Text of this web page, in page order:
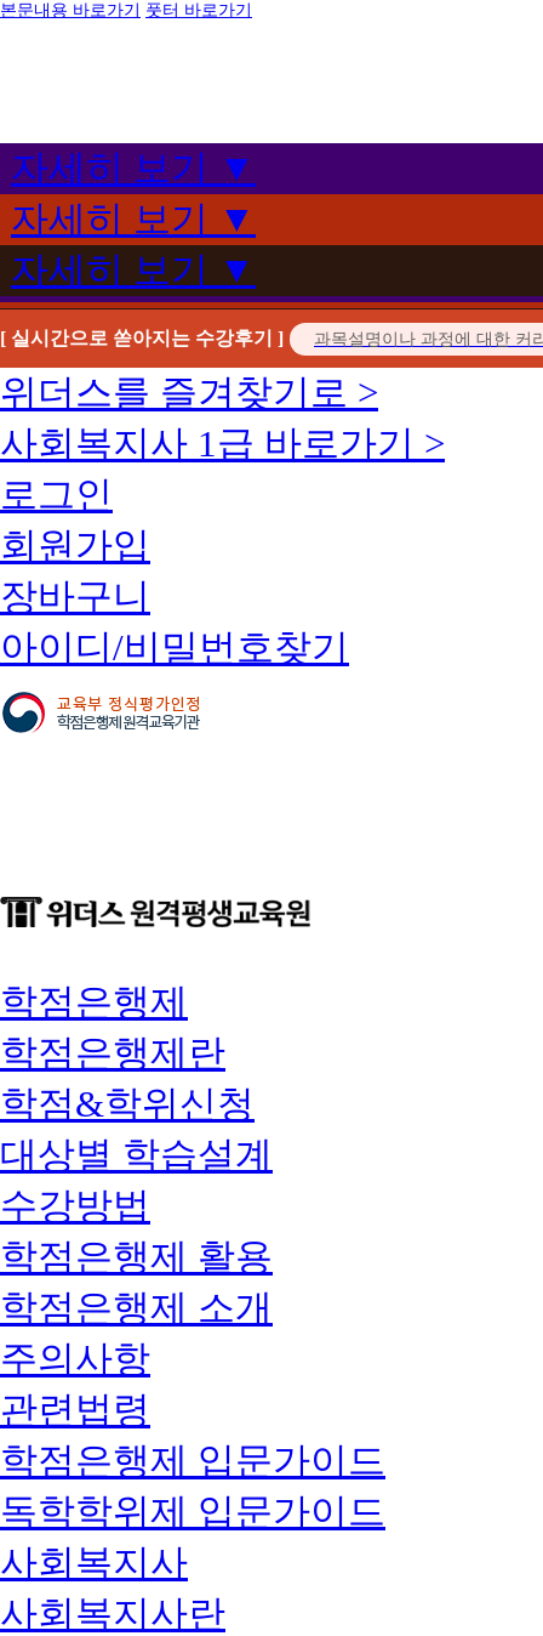
본문내용 바로가기 풋터 바로가기
자세히 보기 ▼
자세히 보기 ▼
자세히 보기 ▼
[ 실시간으로 쏟아지는 수강후기 ]
위더스를 즐겨찾기로 >
사회복지사 1급 바로가기 >
로그인
회원가입
장바구니
아이디/비밀번호찾기
학점은행제
학점은행제란
학점&학위신청
대상별 학습설계
수강방법
학점은행제 활용
학점은행제 소개
주의사항
관련법령
학점은행제 입문가이드
독학학위제 입문가이드
사회복지사
사회복지사란